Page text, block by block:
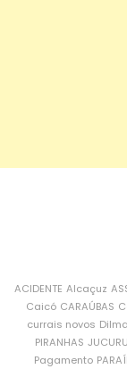
ACIDENTE Alcaçuz
Caicó CARAÚBAS
currais novos Dilma
PIRANHAS
Pagamento